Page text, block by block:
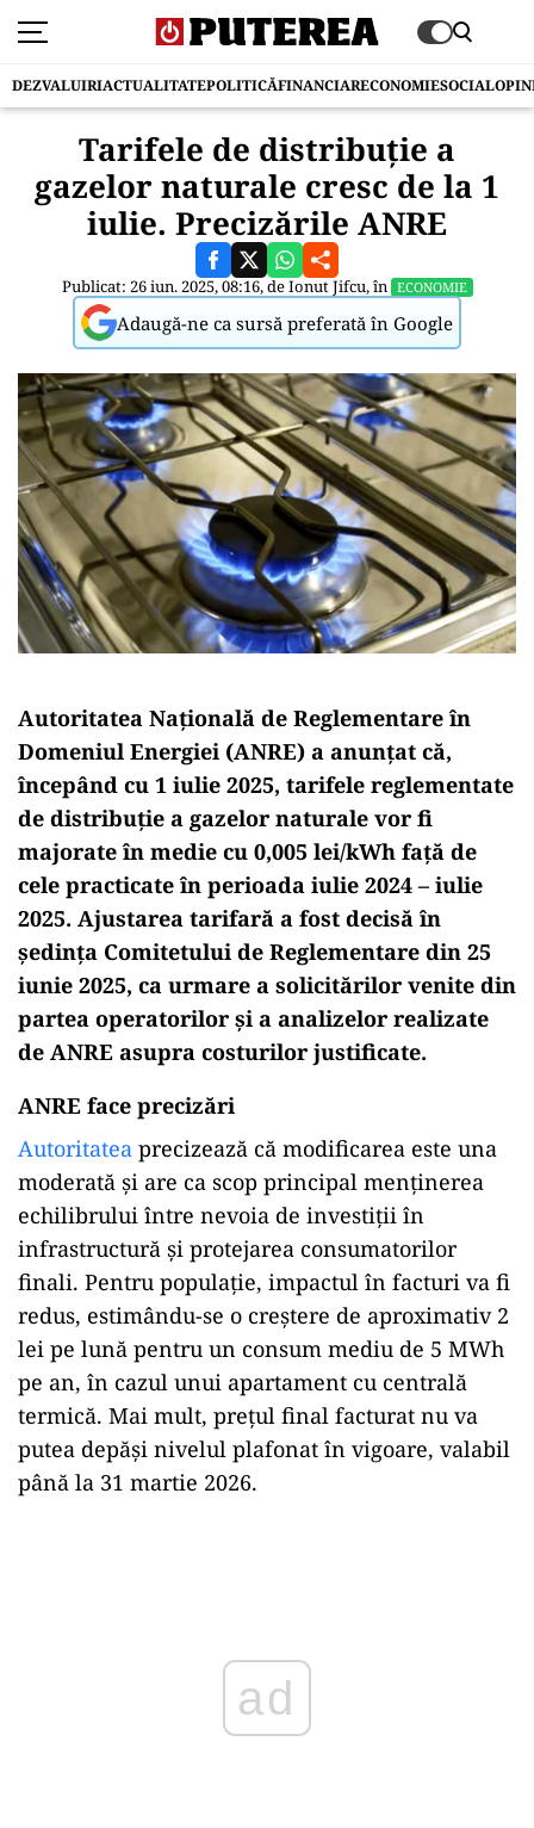
DEZVALUIRIACTUALITATEPOLITICĂFINANCIARECONOMIESOCIAL
Tarifele de distribuţie a
gazelor naturale cresc de la 1
iulie. Precizările ANRE
Publicat: 26 iun. 2025, 08:16, deIonut Jifcu, în ECONOMIE
Adaugă-ne ca sursă preferată în Google
Autoritatea Naţională de Reglementare în
Domeniul Energiei (ANRE) a anunţat că,
începând cu 1 iulie 2025, tarifele reglementate
de distribuţie a gazelor naturale vor fi
majorate în medie cu 0,005 lei/kWh faţă de
cele practicate în perioada iulie 2024 – iulie
2025. Ajustarea tarifară a fost decisă în
şedinţa Comitetului de Reglementare din 25
iunie 2025, ca urmare a solicitărilor venite din
partea operatorilor şi a analizelor realizate
de ANRE asupra costurilor justificate.
ANRE face precizări
Autoritatea precizează că modificarea este una
moderată şi are ca scop principal menţinerea
echilibrului între nevoia de investiţii în
infrastructură şi protejarea consumatorilor
finali. Pentru populaţie, impactul în facturi va fi
redus, estimându-se o creştere de aproximativ 2
lei pe lună pentru un consum mediu de 5 MWh
pe an, în cazul unui apartament cu centrală
termică. Mai mult, preţul final facturat nu va
putea depăşi nivelul plafonat în vigoare, valabil
până la 31 martie 2026.
ad